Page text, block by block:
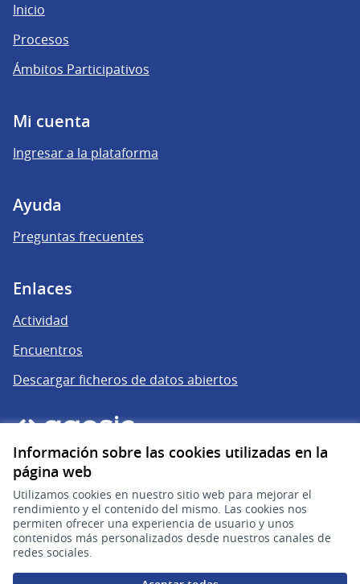
Información sobre las cookies utilizadas en la
página web
Utilizamos cookies en nuestro sitio web para mejorar el
rendimiento y el contenido del mismo. Las cookies nos
permiten ofrecer una experiencia de usuario y unos
contenidos más personalizados desde nuestros canales de
redes sociales.
Inicio
Procesos
Ámbitos Participativos
Mi cuenta
Ingresar a la plataforma
Ayuda
Preguntas frecuentes
Enlaces
Actividad
Encuentros
Descargar ficheros de datos abiertos
gub.uy
(Enlace externo)
Sitio oficial de la República Oriental del Uruguay